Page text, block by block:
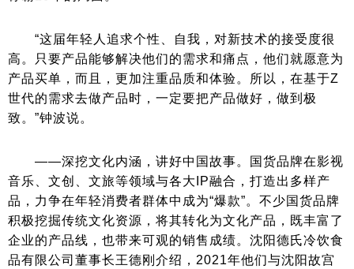
“这届年轻人追求个性、自我，对新技术的接受度很
高。只要产品能够解决他们的需求和痛点，他们就愿意为
产品买单，而且，更加注重品质和体验。所以，在基于Z
世代的需求去做产品时，一定要把产品做好，做到极
致。”钟波说。
——深挖文化内涵，讲好中国故事。国货品牌在影视
音乐、文创、文旅等领域与各大IP融合，打造出多样产
品，力争在年轻消费者群体中成为“爆款”。不少国货品牌
积极挖掘传统文化资源，将其转化为文化产品，既丰富了
企业的产品线，也带来可观的销售成绩。沈阳德氏冷饮食
品有限公司董事长王德刚介绍，2021年他们与沈阳故宫